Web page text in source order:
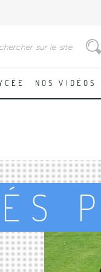
NOS VIDÉOS